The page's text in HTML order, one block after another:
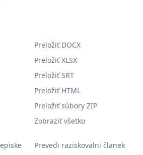
Prevedi raziskovalni članek
Preložiť DOCX
Preložiť XLSX
Preložiť SRT
Preložiť HTML
Preložiť súbory ZIP
Zobraziť všetko